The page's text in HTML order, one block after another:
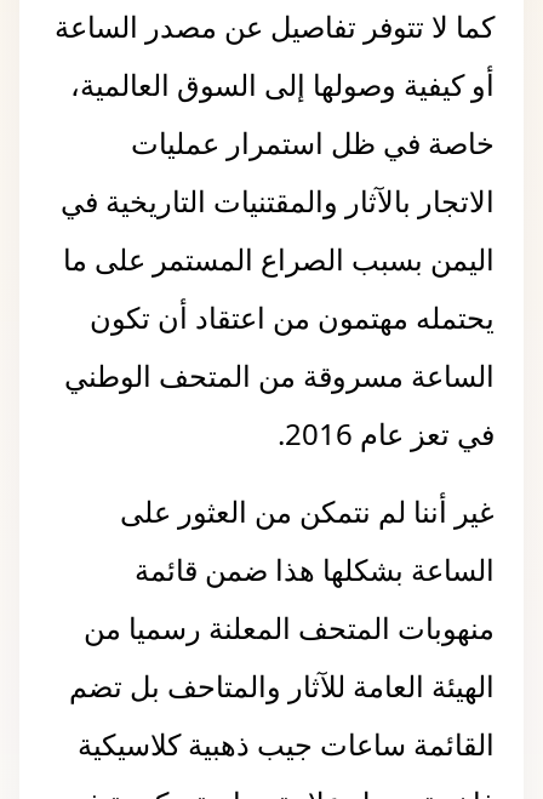
كما لا تتوفر تفاصيل عن مصدر الساعة
أو كيفية وصولها إلى السوق العالمية،
خاصة في ظل استمرار عمليات
الاتجار بالآثار والمقتنيات التاريخية في
اليمن بسبب الصراع المستمر على ما
يحتمله مهتمون من اعتقاد أن تكون
الساعة مسروقة من المتحف الوطني
في تعز عام 2016.
غير أننا لم نتمكن من العثور على
الساعة بشكلها هذا ضمن قائمة
منهوبات المتحف المعلنة رسميا من
‏الهيئة العامة للآثار والمتاحف بل تضم
القائمة ساعات جيب ذهبية كلاسيكية